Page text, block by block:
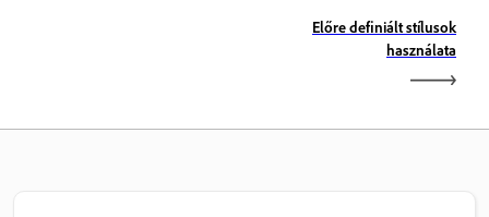
Előre definiált stílusok
használata